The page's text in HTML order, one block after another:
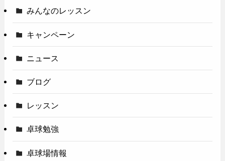
みんなのレッスン
キャンペーン
ニュース
ブログ
レッスン
卓球勉強
卓球場情報